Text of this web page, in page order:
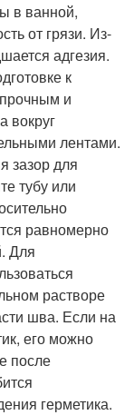
в ванной,
от грязи. Из-
адгезия.
к
и
вокруг
лентами.
зазор для
тубу или
равномерно
Для
растворе
шва. Если на
его можно
после
герметика.